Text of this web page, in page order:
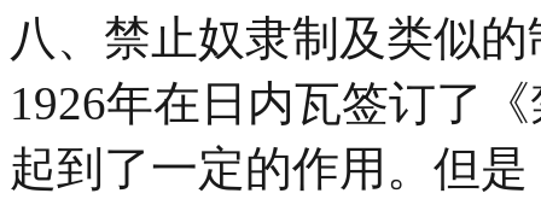
八、禁止奴隶制及类似
1926年在日内瓦签订了
起到了一定的作用。但